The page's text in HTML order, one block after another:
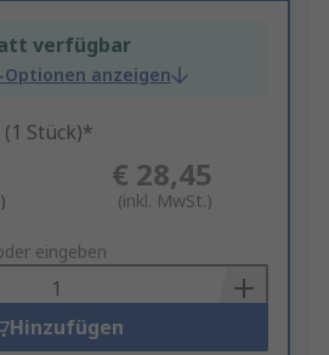
verfügbar
anzeigen
Stück)*
€ 28,45
(inkl. MwSt.)
eingeben
Hinzufügen